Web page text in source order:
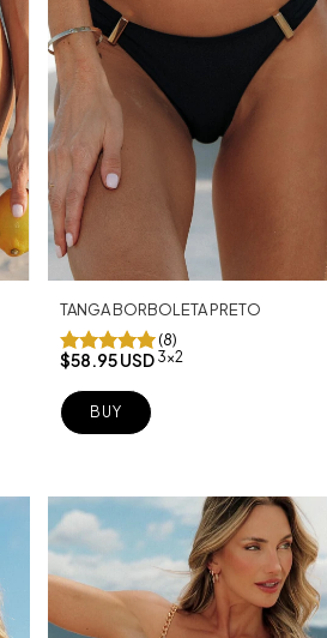
TANGA BORBOLETA PRETO
(8)
$58.95 USD 3x2
BUY